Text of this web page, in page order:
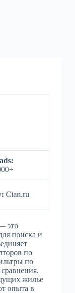
Cian.ru
это
поиска и
по
по
жилье
опыта в